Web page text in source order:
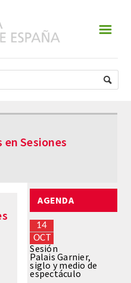
☰
Sesiones
AGENDA
14
OCT
Sesión
Palais Garnier,
siglo y medio de
espectáculo